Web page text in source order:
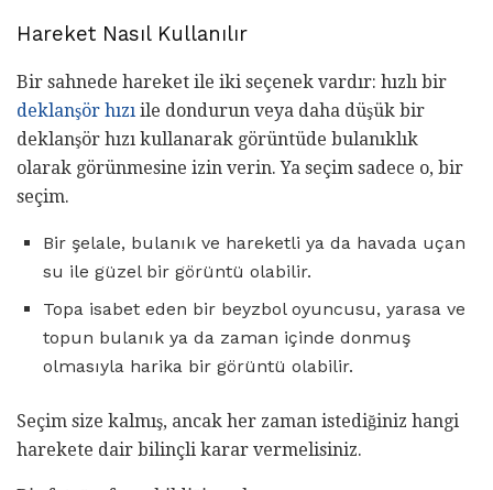
Hareket Nasıl Kullanılır
Bir sahnede hareket ile iki seçenek vardır: hızlı bir
deklanşör hızı ile dondurun veya daha düşük bir
deklanşör hızı kullanarak görüntüde bulanıklık
olarak görünmesine izin verin. Ya seçim sadece o, bir
seçim.
Bir şelale, bulanık ve hareketli ya da havada uçan
su ile güzel bir görüntü olabilir.
Topa isabet eden bir beyzbol oyuncusu, yarasa ve
topun bulanık ya da zaman içinde donmuş
olmasıyla harika bir görüntü olabilir.
Seçim size kalmış, ancak her zaman istediğiniz hangi
harekete dair bilinçli karar vermelisiniz.